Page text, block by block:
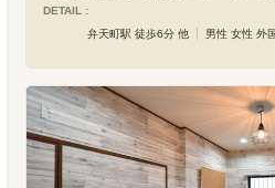
DETAIL :
弁天町駅 徒歩6分 他
男性 女性 外